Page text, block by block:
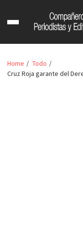
Home
Todo
Cruz Roja garante del